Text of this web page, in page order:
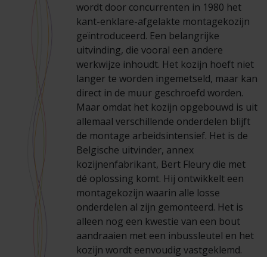
wordt door concurrenten in 1980 het
kant-enklare-afgelakte montagekozijn
geïntroduceerd. Een belangrijke
uitvinding, die vooral een andere
werkwijze inhoudt. Het kozijn hoeft niet
langer te worden ingemetseld, maar kan
direct in de muur geschroefd worden.
Maar omdat het kozijn opgebouwd is uit
allemaal verschillende onderdelen blijft
de montage arbeidsintensief. Het is de
Belgische uitvinder, annex
kozijnenfabrikant, Bert Fleury die met
dé oplossing komt. Hij ontwikkelt een
montagekozijn waarin alle losse
onderdelen al zijn gemonteerd. Het is
alleen nog een kwestie van een bout
aandraaien met een inbussleutel en het
kozijn wordt eenvoudig vastgeklemd.